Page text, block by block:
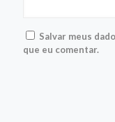
Salvar meus
que eu comentar.